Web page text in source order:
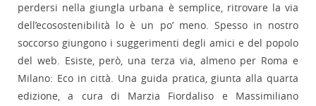
perdersi nella giungla urbana è semplice, ritrovare la via
dell’ecosostenibilità lo è un po’ meno. Spesso in nostro
soccorso giungono i suggerimenti degli amici e del popolo
del web. Esiste, però, una terza via, almeno per Roma e
Milano: Eco in città. Una guida pratica, giunta alla quarta
edizione, a cura di Marzia Fiordaliso e Massimiliano